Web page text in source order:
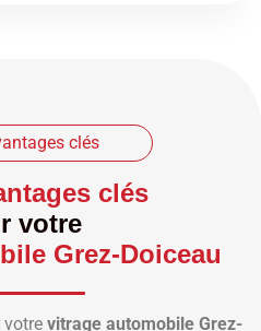
clés
clés
votre
Grez-Doiceau
votre vitrage automobile Grez-